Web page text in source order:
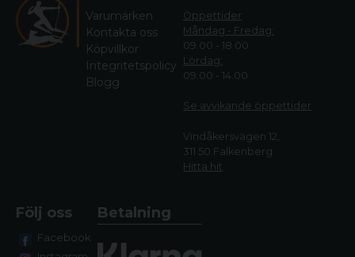
Varumärken
Kontakta oss
Köpvillkor
Integritetspolicy
Blogg
Öppettider
Måndag - Fredag:
09.00 - 18.00
Lördag:
09.00 - 14.00
Se avvikande öppettider
Vindåkersvägen 12,
311 50 Falkenberg
Hitta hit
Följ oss
Facebook
Betalning